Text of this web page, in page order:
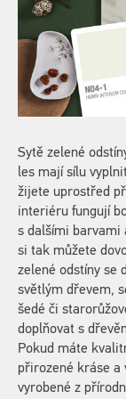
Sytě zelené
les mají sílu
žijete uprostřed
interiéru fungují
s dalšími barvami
si tak můžete
zelené odstíny se
světlým dřevem,
šedé či
doplňovat s
Pokud máte
přirozené kráse a
vyrobené z